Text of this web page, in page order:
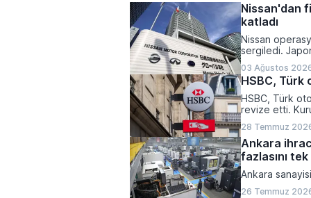
Nissan'dan
katladı
Nissan
sergiledi.
Çin
finansal
03 Ağustos
HSBC,
HSBC, Türk
revize etti.
fiyatlarını
28 Temmuz
Ankara
fazlasını tek
Ankara
26 Temmuz